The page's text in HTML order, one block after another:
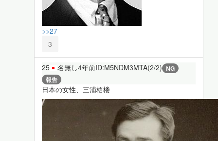
>>27
3
25 名無し4年前ID:M5NDM3MTA(2/2) NG
報告
日本の女性、三浦梧楼